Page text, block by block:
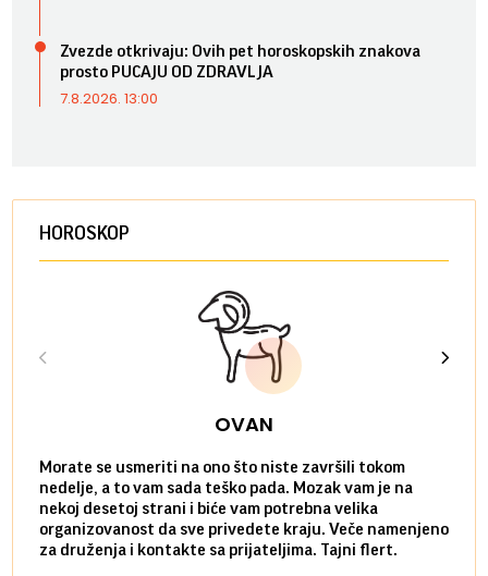
Zvezde otkrivaju: Ovih pet horoskopskih znakova
prosto PUCAJU OD ZDRAVLJA
7.8.2026. 13:00
HOROSKOP
OVAN
Morate se usmeriti na ono što niste završili tokom
nedelje, a to vam sada teško pada. Mozak vam je na
nekoj desetoj strani i biće vam potrebna velika
organizovanost da sve privedete kraju. Veče namenjeno
za druženja i kontakte sa prijateljima. Tajni flert.